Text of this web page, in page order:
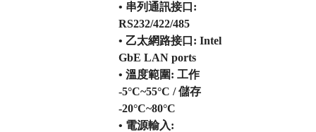
• 串列通訊接口:
RS232/422/485
• 乙太網路接口: Intel
GbE LAN ports
• 溫度範圍: 工作
-5°C~55°C / 儲存
-20°C~80°C
• 電源輸入: